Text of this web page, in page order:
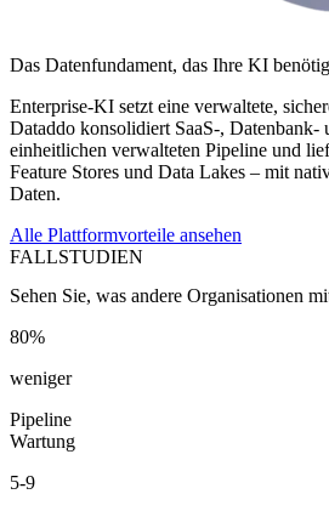
Das Datenfundament, das Ihre KI
Enterprise-KI setzt eine verwaltete,
Dataddo konsolidiert SaaS-, Datenbank-
einheitlichen verwalteten Pipeline und
Feature Stores und Data Lakes – mit
Daten.
Alle Plattformvorteile ansehen
FALLSTUDIEN
Sehen Sie, was andere Organisationen
80%
weniger
Pipeline
Wartung
5-9